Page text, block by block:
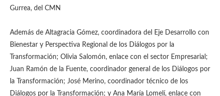
Gurrea, del CMN
Además de Altagracia Gómez, coordinadora del Eje Desarrollo con
Bienestar y Perspectiva Regional de los Diálogos por la
Transformación; Olivia Salomón, enlace con el sector Empresarial;
Juan Ramón de la Fuente, coordinador general de los Diálogos por
la Transformación; José Merino, coordinador técnico de los
Diálogos por la Transformación; y Ana María Lomelí, enlace con